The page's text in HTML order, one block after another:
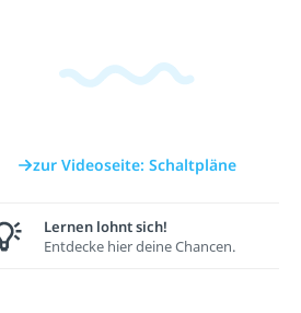
zur Videoseite: Schaltpläne
Lernen lohnt sich!
Entdecke hier deine Chancen.